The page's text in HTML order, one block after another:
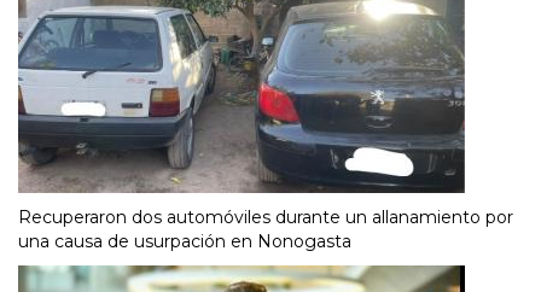
Recuperaron dos automóviles durante un allanamiento por
una causa de usurpación en Nonogasta